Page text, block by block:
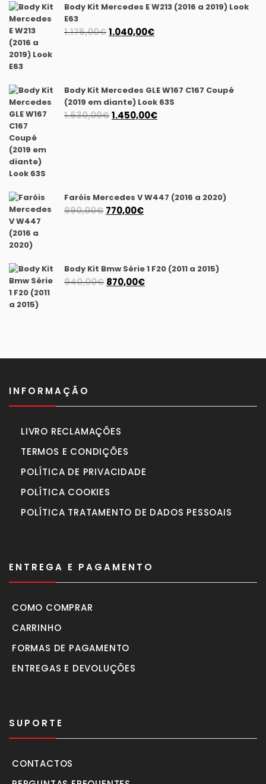
Body Kit Mercedes E W213 (2016 a 2019) Look
E63
1.175,00€O
1.175,00€.
1.040,00€O
1.040,00€.
Body Kit Mercedes GLE W167 C167 Coupé
(2019 em diante) Look 63S
1.630,00€O
1.450,00€O
Faróis Mercedes V W447 (2016 a 2020)
990,00€ O
990,00€.
770,00€O
770,00€.
Body Kit Bmw Série 1 F20 (2011 a 2015)
940,00€ O
870,00€O
INFORMAÇÃO
LIVRO RECLAMAÇÕES
TERMOS E CONDIÇÕES
POLÍTICA DE PRIVACIDADE
POLÍTICA COOKIES
POLÍTICA TRATAMENTO DE DADOS PESSOAIS
ENTREGA E PAGAMENTO
COMO COMPRAR
CARRINHO
FORMAS DE PAGAMENTO
ENTREGAS E DEVOLUÇÕES
SUPORTE
CONTACTOS